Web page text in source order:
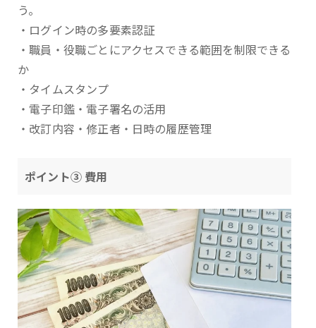
う。
・ログイン時の多要素認証
・職員・役職ごとにアクセスできる範囲を制限できる
か
・タイムスタンプ
・電子印鑑・電子署名の活用
・改訂内容・修正者・日時の履歴管理
ポイント③ 費用